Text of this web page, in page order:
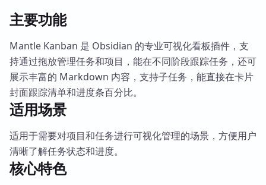
主要功能
Mantle Kanban 是 Obsidian 的专业可视化看板插件，支
持通过拖放管理任务和项目，能在不同阶段跟踪任务，还可
展示丰富的 Markdown 内容，支持子任务，能直接在卡片
封面跟踪清单和进度条百分比。
适用场景
适用于需要对项目和任务进行可视化管理的场景，方便用户
清晰了解任务状态和进度。
核心特色